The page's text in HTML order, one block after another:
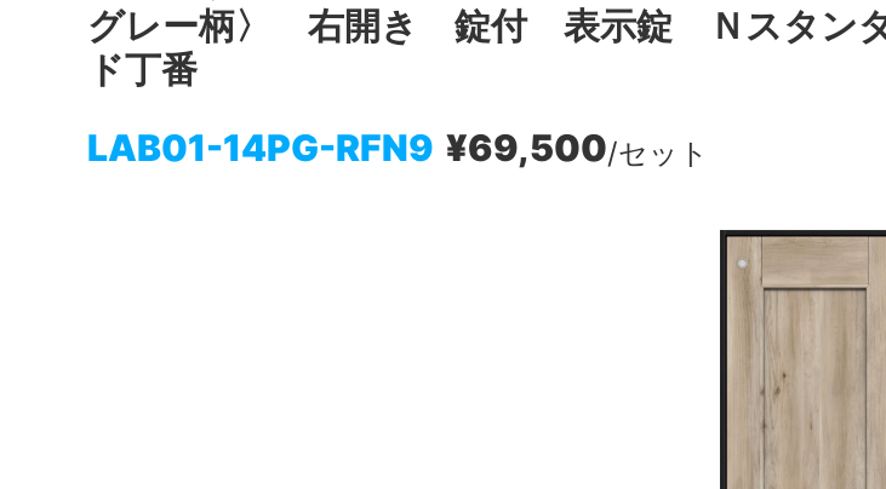
グレー柄〉 右開き 錠付 表示錠 Ｎスタン
ド丁番
LAB01-14PG-RFN9 ¥69,500/セット